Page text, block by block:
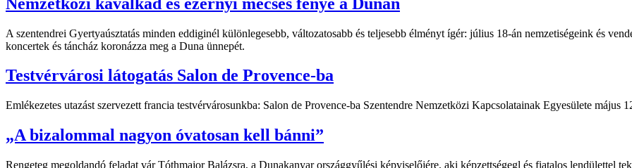
A szentendrei Gyertyaúsztatás minden eddiginél különlegesebb, változatosabb és teljesebb élményt ígér: július 18-án nemzetiségeink és
koncertek és táncház koronázza meg a Duna ünnepét.
Testvérvárosi látogatás Salon de Provence-ba
Emlékezetes utazást szervezett francia testvérvárosunkba: Salon de Provence-ba Szentendre Nemzetközi Kapcsolatainak Egyesülete
„A bizalommal nagyon óvatosan kell bánni”
Rengeteg megoldandó feladat vár Tóthmajor Balázsra, a Dunakanyar országgyűlési képviselőjére, aki képzettségegl és fiatalos lendülettel